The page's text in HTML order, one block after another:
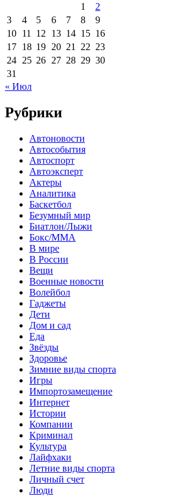
1
2
3
4 5 6 7 8
9
10 11 12 13 14 15 16
17 18 19 20 21 22 23
24 25 26 27 28 29 30
31
« Июл
Рубрики
Автоновости
Автособытия
Автоспорт
Автоэксперт
Актеры
Аналитика
Баскетбол
Безумный мир
Биатлон/Лыжи
Бокс/MMA
В мире
В России
Вещи
Военные новости
Волейбол
Гаджеты
Дети
Дом и сад
Еда
Звёзды
Здоровье
Зимние виды спорта
Игры
Импортозамещение
Интернет
Истории
Компании
Криминал
Культура
Лайфхаки
Летние виды спорта
Личный счет
Люди